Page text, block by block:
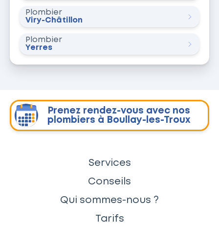
Plombier
Viry-Châtillon
Plombier
Yerres
Prenez rendez-vous avec nos
plombiers à Boullay-les-Troux
Services
Conseils
Qui sommes-nous ?
Tarifs